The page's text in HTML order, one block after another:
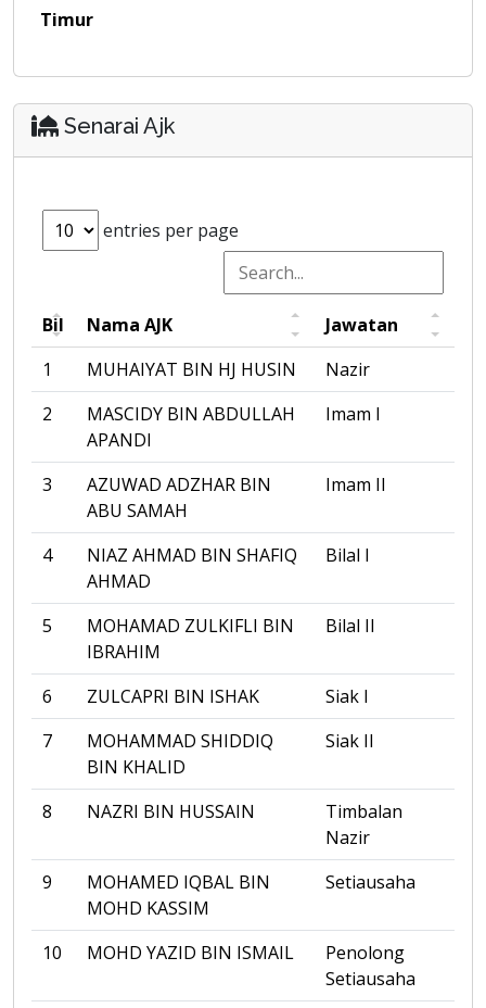
Timur
Senarai Ajk
entries per page
Bil Nama AJK
Jawatan
1
MUHAIYAT BIN HJ HUSIN
Nazir
2
MASCIDY BIN ABDULLAH
APANDI
Imam I
3
AZUWAD ADZHAR BIN
ABU SAMAH
Imam II
4
NIAZ AHMAD BIN SHAFIQ
AHMAD
Bilal I
5
MOHAMAD ZULKIFLI BIN
IBRAHIM
Bilal II
6 ZULCAPRI BIN ISHAK
Siak I
7
MOHAMMAD SHIDDIQ
BIN KHALID
Siak II
8 NAZRI BIN HUSSAIN
Timbalan
Nazir
9
MOHAMED IQBAL BIN
MOHD KASSIM
Setiausaha
10 MOHD YAZID BIN ISMAIL
Penolong
Setiausaha